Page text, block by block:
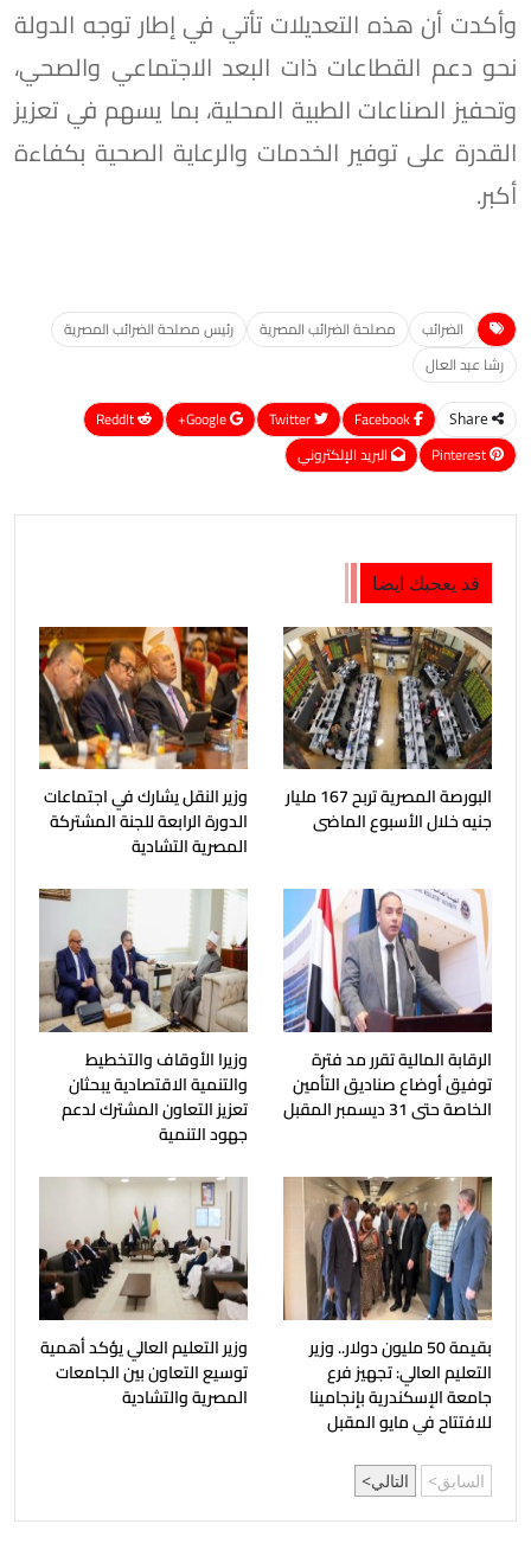
وأكدت أن هذه التعديلات تأتي في إطار توجه الدولة
نحو دعم القطاعات ذات البعد الاجتماعي والصحي،
وتحفيز الصناعات الطبية المحلية، بما يسهم في تعزيز
القدرة على توفير الخدمات والرعاية الصحية بكفاءة
أكبر.
الضرائب مصلحة الضرائب المصرية
رئيس مصلحة الضرائب المصرية
رشا عبد العال
Share
Google+
ReddIt
Pinterest
البريد الإلكتروني
قد يعجبك ايضا
البورصة المصرية تربح 167 مليار
جنيه خلال الأسبوع الماضى
وزير النقل يشارك في اجتماعات
الدورة الرابعة للجنة المشتركة
المصرية التشادية
الرقابة المالية تقرر مد فترة
توفيق أوضاع صناديق التأمين
الخاصة حتى 31 ديسمبر المقبل
وزيرا الأوقاف والتخطيط
والتنمية الاقتصادية يبحثان
تعزيز التعاون المشترك لدعم
جهود التنمية
بقيمة 50 مليون دولار.. وزير
التعليم العالي: تجهيز فرع
جامعة الإسكندرية بإنجامينا
للافتتاح في مايو المقبل
وزير التعليم العالي يؤكد أهمية
توسيع التعاون بين الجامعات
المصرية والتشادية
السابق التالي